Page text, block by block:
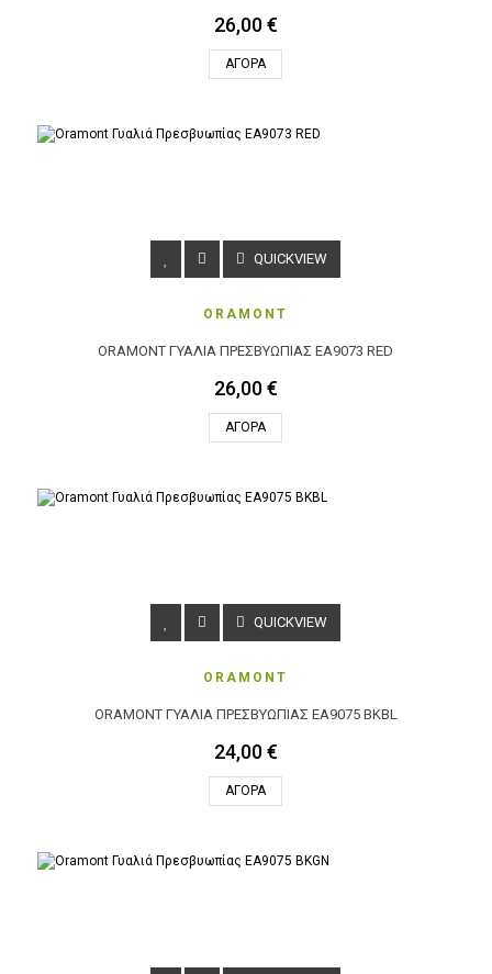
26,00 €
ΑΓΟΡΆ
QUICKVIEW
ORAMONT
ORAMONT ΓΥΑΛΙΆ ΠΡΕΣΒΥΩΠΊΑΣ EA9073 RED
26,00 €
ΑΓΟΡΆ
QUICKVIEW
ORAMONT
ORAMONT ΓΥΑΛΙΆ ΠΡΕΣΒΥΩΠΊΑΣ EA9075 BKBL
24,00 €
ΑΓΟΡΆ